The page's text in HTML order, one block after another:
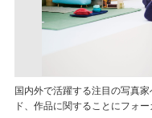
国内外で活躍する注目の写真
ド、作品に関することにフォー